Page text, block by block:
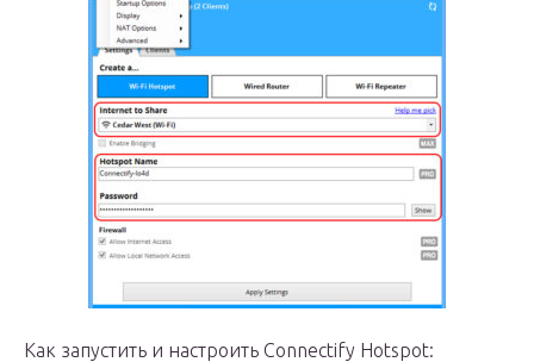
Как запустить и настроить Connectify Hotspot: